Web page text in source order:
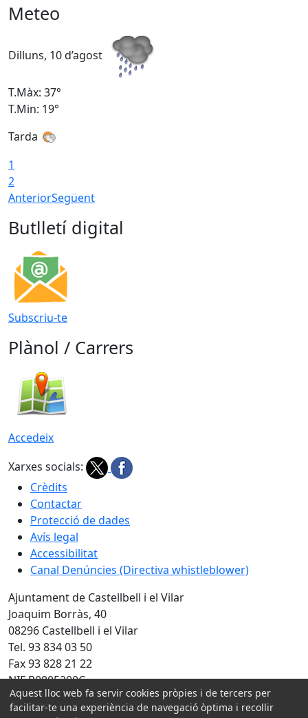
Meteo
Dilluns, 10 d’agost
T.Màx: 37°
T.Min: 19°
Tarda
1
2
AnteriorSegüent
Butlletí digital
Subscriu-te
Plànol / Carrers
Accedeix
Xarxes socials:
Crèdits
Contactar
Protecció de dades
Avís legal
Accessibilitat
Canal Denúncies (Directiva whistleblower)
Ajuntament de Castellbell i el Vilar
Joaquim Borràs, 40
08296 Castellbell i el Vilar
Tel. 93 834 03 50
Fax 93 828 21 22
NIF P0805200C
Amb la col·laboració de:
Aquest lloc web fa servir cookies pròpies i de tercers per
facilitar-te una experiència de navegació òptima i recollir